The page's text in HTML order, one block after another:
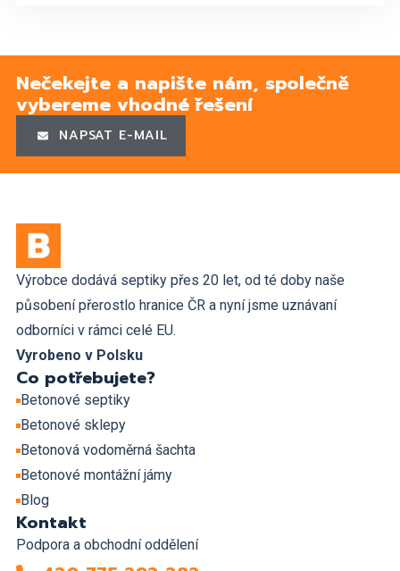
Nečekejte a napište nám, společně
vybereme vhodné řešení
NAPSAT E-MAIL
Výrobce dodává septiky přes 20 let, od té doby naše
působení přerostlo hranice ČR a nyní jsme uznávaní
odborníci v rámci celé EU.
Vyrobeno v Polsku
Co potřebujete?
Betonové septiky
Betonové sklepy
Betonová vodoměrná šachta
Betonové montážní jámy
Blog
Kontakt
Podpora a obchodní oddělení